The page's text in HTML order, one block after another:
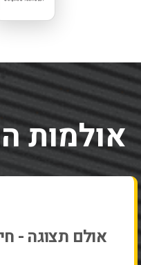
אולמות
אולם תצוגה -